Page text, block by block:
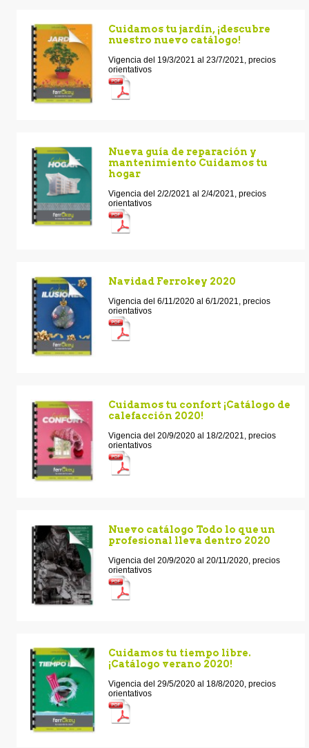
Cuidamos tu jardín, ¡descubre
nuestro nuevo catálogo!
Vigencia del 19/3/2021 al 23/7/2021, precios
orientativos
Nueva guía de reparación y
mantenimiento Cuidamos tu
hogar
Vigencia del 2/2/2021 al 2/4/2021, precios
orientativos
Navidad Ferrokey 2020
Vigencia del 6/11/2020 al 6/1/2021, precios
orientativos
Cuidamos tu confort ¡Catálogo de
calefacción 2020!
Vigencia del 20/9/2020 al 18/2/2021, precios
orientativos
Nuevo catálogo Todo lo que un
profesional lleva dentro 2020
Vigencia del 20/9/2020 al 20/11/2020, precios
orientativos
Cuidamos tu tiempo libre.
¡Catálogo verano 2020!
Vigencia del 29/5/2020 al 18/8/2020, precios
orientativos